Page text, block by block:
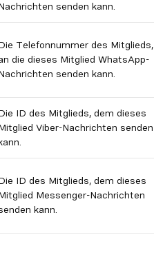
senden kann.
Telefonnummer des Mitglieds,
die dieses Mitglied WhatsApp-
senden kann.
ID des Mitglieds, dem dieses
Viber-Nachrichten senden
ID des Mitglieds, dem dieses
Messenger-Nachrichten
kann.